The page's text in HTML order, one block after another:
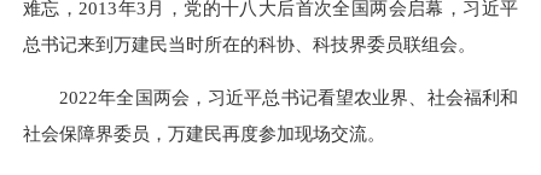
难忘，2013年3月，党的十八大后首次全国两会启幕，习近平
总书记来到万建民当时所在的科协、科技界委员联组会。
2022年全国两会，习近平总书记看望农业界、社会福利和
社会保障界委员，万建民再度参加现场交流。